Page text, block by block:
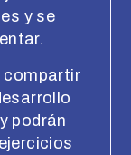
y se
compartir
podrán